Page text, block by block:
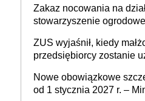
zmarłego
Zakaz nocowania na
stowarzyszenie
działki (wypowiedzieć
ZUS wyjaśnił, kiedy
przedsiębiorcy zostanie
Nowe obowiązkowe
od 1 stycznia 2027 r. –